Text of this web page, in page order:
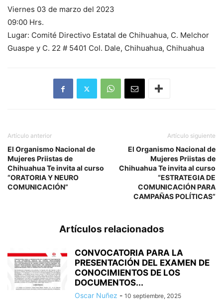
Viernes 03 de marzo del 2023
09:00 Hrs.
Lugar: Comité Directivo Estatal de Chihuahua, C. Melchor
Guaspe y C. 22 # 5401 Col. Dale, Chihuahua, Chihuahua
Artículo anterior
El Organismo Nacional de
Mujeres Priistas de
Chihuahua Te invita al curso
“ORATORIA Y NEURO
COMUNICACIÓN”
Artículo siguiente
El Organismo Nacional de
Mujeres Priistas de
Chihuahua Te invita al curso
“ESTRATEGIA DE
COMUNICACIÓN PARA
CAMPAÑAS POLÍTICAS”
Artículos relacionados
CONVOCATORIA PARA LA
PRESENTACIÓN DEL EXAMEN DE
CONOCIMIENTOS DE LOS
DOCUMENTOS...
Oscar Nuñez - 10 septiembre, 2025